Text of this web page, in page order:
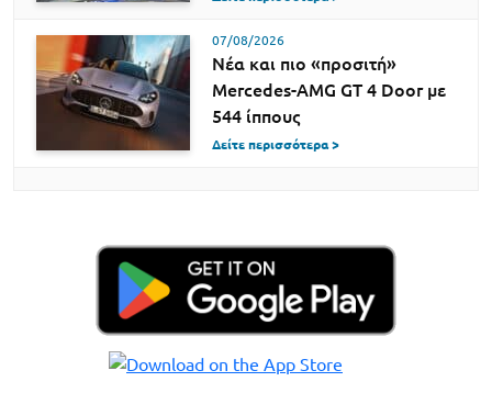
07/08/2026
Νέα και πιο «προσιτή»
Mercedes-AMG GT 4 Door με
544 ίππους
Δείτε περισσότερα >